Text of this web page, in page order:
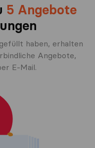
5 Angebote
haben, erhalten
Angebote,
E-Mail.